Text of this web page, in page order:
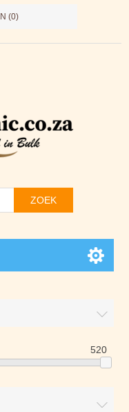
(0)
ZOEK
520